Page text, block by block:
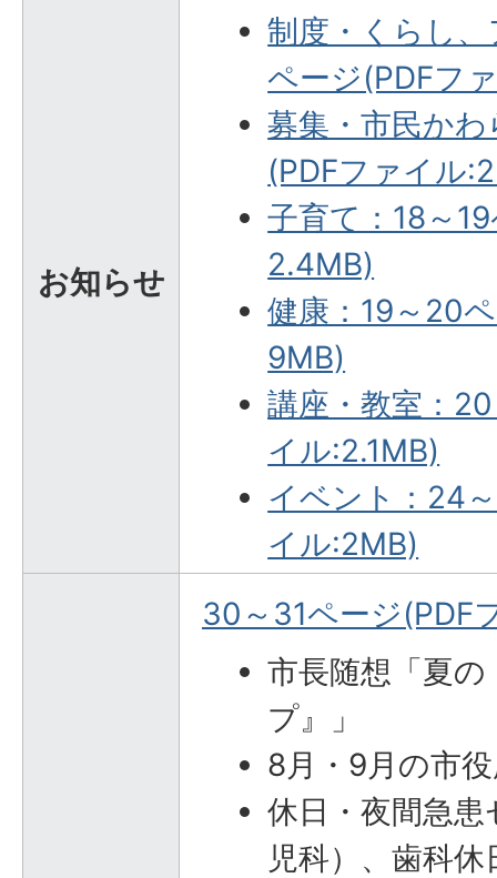
お知らせ
制度・くらし
ページ(PDFフ
募集・市民か
(PDFファイル
子育て：18～
2.4MB)
健康：19～20
9MB)
講座・教室：
イル:2.1MB)
イベント：24
イル:2MB)
30～31ページ(PDF
市長随想「夏
プ』」
8月・9月の市
休日・夜間急
児科）、歯科